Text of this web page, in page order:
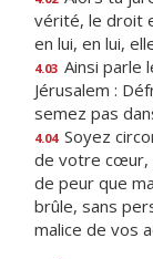
vérité, le droit
en lui, en lui,
4.03 Ainsi parle
Jérusalem :
semez pas
4.04 Soyez
de votre cœur,
de peur que
brûle, sans
malice de vos